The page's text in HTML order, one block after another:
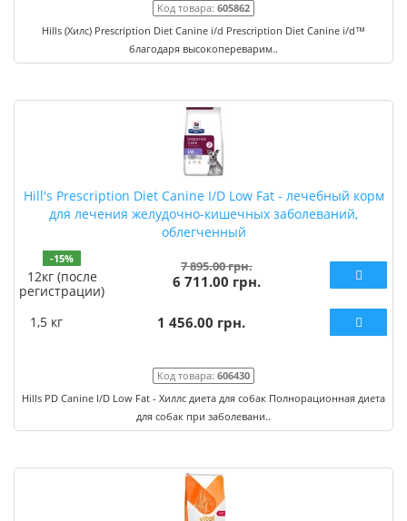
Код товара: 605862
Hills (Хилс) Prescription Diet Canine i/d Prescription Diet Canine i/d™
благодаря высокопереварим..
Hill's Prescription Diet Canine I/D Low Fat - лечебный корм
для лечения желудочно-кишечных заболеваний,
облегченный
-15%
12кг (после
регистрации)
7 895.00 грн.
6 711.00 грн.
1,5 кг 1 456.00 грн.
Код товара: 606430
Hills PD Canine I/D Low Fat - Хиллс диета для собак Полнорационная диета
для собак при заболевани..